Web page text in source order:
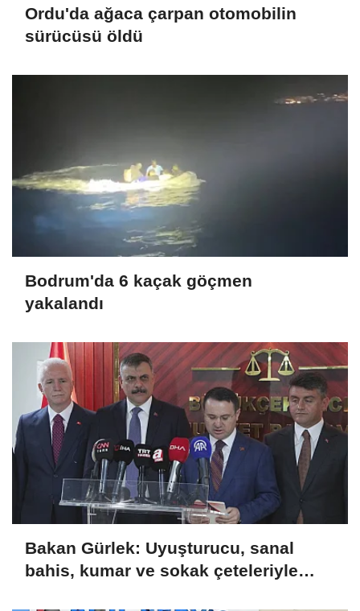
Ordu'da ağaca çarpan otomobilin
sürücüsü öldü
Bodrum'da 6 kaçak göçmen
yakalandı
Bakan Gürlek: Uyuşturucu, sanal
bahis, kumar ve sokak çeteleriyle